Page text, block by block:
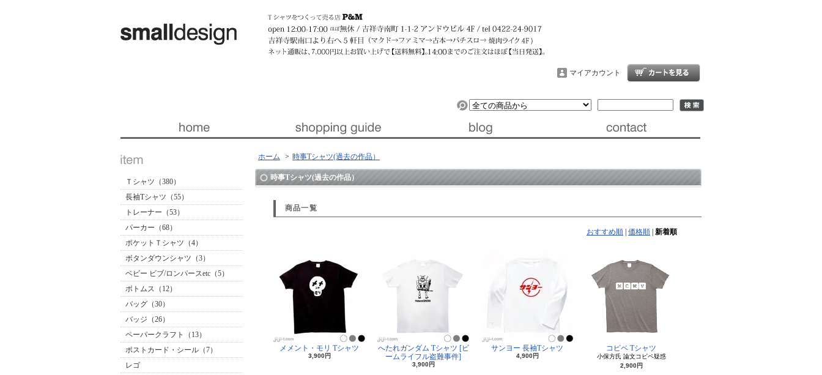
マイアカウント
Ｔシャツ（380）
長袖Tシャツ（55）
トレーナー（53）
パーカー（68）
ポケットＴシャツ（4）
ボタンダウンシャツ（3）
ベビー ビブ/ロンパースetc（5）
ボトムス（12）
バッグ（30）
バッジ（26）
ペーパークラフト（13）
ポストカード・シール（7）
レゴ
ホーム > 時事Tシャツ(過去の作品）
時事Tシャツ(過去の作品）
商品一覧
おすすめ順 価格順 新着順
メメント・モリ Tシャツ
3,900円
へたれガンダム Tシャツ [ビ
ームライフル盗難事件]
3,900円
サンヨー 長袖Tシャツ
4,900円
コピペ Tシャツ
小保方氏 論文コピペ疑惑
2,900円